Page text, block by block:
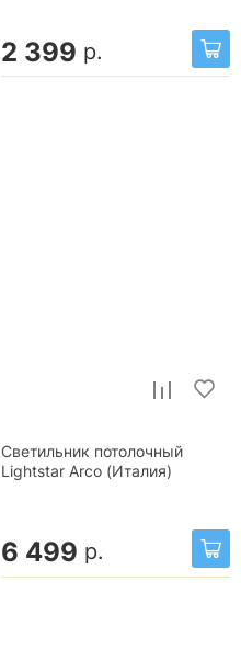
2 399 р.
Светильник потолочный
Lightstar Arco (Италия)
6 499 р.